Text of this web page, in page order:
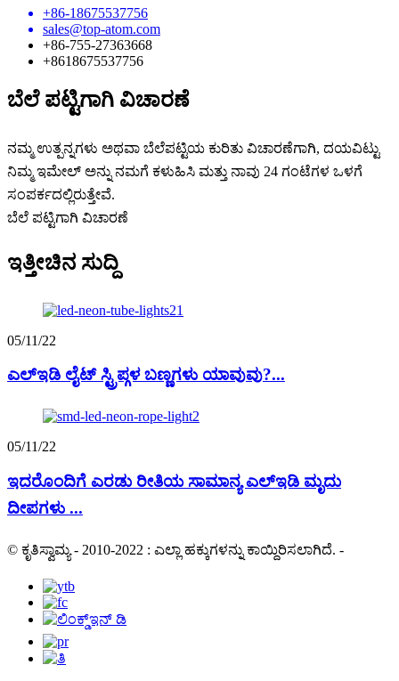
+86-18675537756
sales@top-atom.com
+86-755-27363668
+8618675537756
ಬೆಲೆ ಪಟ್ಟಿಗಾಗಿ ವಿಚಾರಣೆ
ನಮ್ಮ ಉತ್ಪನ್ನಗಳು ಅಥವಾ ಬೆಲೆಪಟ್ಟಿಯ ಕುರಿತು ವಿಚಾರಣೆಗಾಗಿ, ದಯವಿಟ್ಟು
ನಿಮ್ಮ ಇಮೇಲ್ ಅನ್ನು ನಮಗೆ ಕಳುಹಿಸಿ ಮತ್ತು ನಾವು 24 ಗಂಟೆಗಳ ಒಳಗೆ
ಸಂಪರ್ಕದಲ್ಲಿರುತ್ತೇವೆ.
ಬೆಲೆ ಪಟ್ಟಿಗಾಗಿ ವಿಚಾರಣೆ
ಇತ್ತೀಚಿನ ಸುದ್ದಿ
05/11/22
ಎಲ್ಇಡಿ ಲೈಟ್ ಸ್ಟ್ರಿಪ್ಗಳ ಬಣ್ಣಗಳು ಯಾವುವು?...
05/11/22
ಇದರೊಂದಿಗೆ ಎರಡು ರೀತಿಯ ಸಾಮಾನ್ಯ ಎಲ್ಇಡಿ ಮೃದು
ದೀಪಗಳು ...
© ಕೃತಿಸ್ವಾಮ್ಯ - 2010-2022 : ಎಲ್ಲಾ ಹಕ್ಕುಗಳನ್ನು ಕಾಯ್ದಿರಿಸಲಾಗಿದೆ. -